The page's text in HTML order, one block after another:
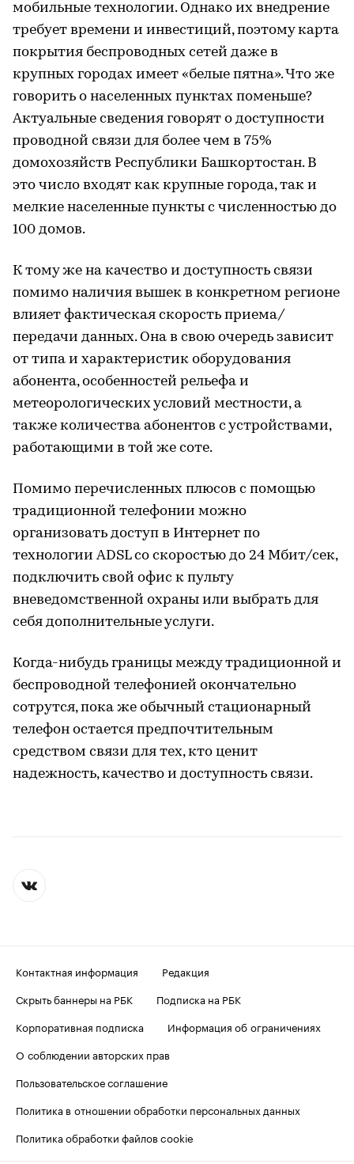
мобильные технологии. Однако их внедрение
требует времени и инвестиций, поэтому карта
покрытия беспроводных сетей даже в
крупных городах имеет «белые пятна». Что же
говорить о населенных пунктах поменьше?
Актуальные сведения говорят о доступности
проводной связи для более чем в 75%
домохозяйств Республики Башкортостан. В
это число входят как крупные города, так и
мелкие населенные пункты с численностью до
100 домов.
К тому же на качество и доступность связи
помимо наличия вышек в конкретном регионе
влияет фактическая скорость приема/
передачи данных. Она в свою очередь зависит
от типа и характеристик оборудования
абонента, особенностей рельефа и
метеорологических условий местности, а
также количества абонентов с устройствами,
работающими в той же соте.
Помимо перечисленных плюсов с помощью
традиционной телефонии можно
организовать доступ в Интернет по
технологии ADSL со скоростью до 24 Мбит/сек,
подключить свой офис к пульту
вневедомственной охраны или выбрать для
себя дополнительные услуги.
Когда-нибудь границы между традиционной и
беспроводной телефонией окончательно
сотрутся, пока же обычный стационарный
телефон остается предпочтительным
средством связи для тех, кто ценит
надежность, качество и доступность связи.
Контактная информация
Редакция
Скрыть баннеры на РБК
Подписка на РБК
Корпоративная подписка
Информация об ограничениях
О соблюдении авторских прав
Пользовательское соглашение
Политика в отношении обработки персональных данных
Политика обработки файлов cookie